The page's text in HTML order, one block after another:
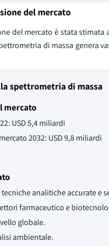
del mercato
del mercato è stata stimata
di massa genera
spettrometria di massa
mercato
USD 5,4 miliardi
2032: USD 9,8 miliardi
analitiche accurate e
farmaceutico e
globale.
ambientale.